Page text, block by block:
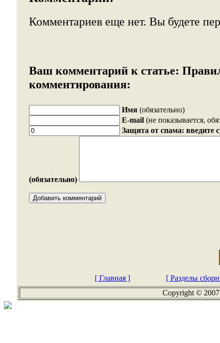
Комментариев еще нет. Вы будете
Ваш комментарий к статье:
комментирования:
Имя (обязательно)
E-mail (не показывается,
Защита от спама: введите
(обязательно)
[ Главная ]
[ Разделы
Copyright ©